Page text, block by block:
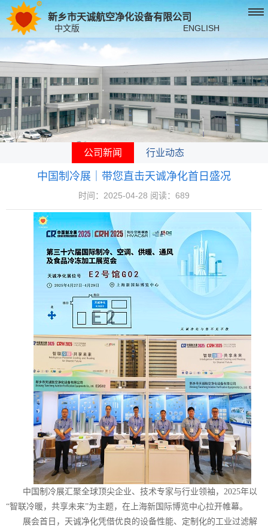
新乡市天诚航空净化设备有限公司
中文版 ENGLISH
公司新闻 行业动态
中国制冷展｜带您直击天诚净化首日盛况
时间：2025-04-28 阅读：689
中国制冷展汇聚全球顶尖企业、技术专家与行业领袖，2025年以
“智联冷暖，共享未来”为主题，在上海新国际博览中心拉开帷幕。
展会首日，天诚净化凭借优良的设备性能、定制化的工业过滤解